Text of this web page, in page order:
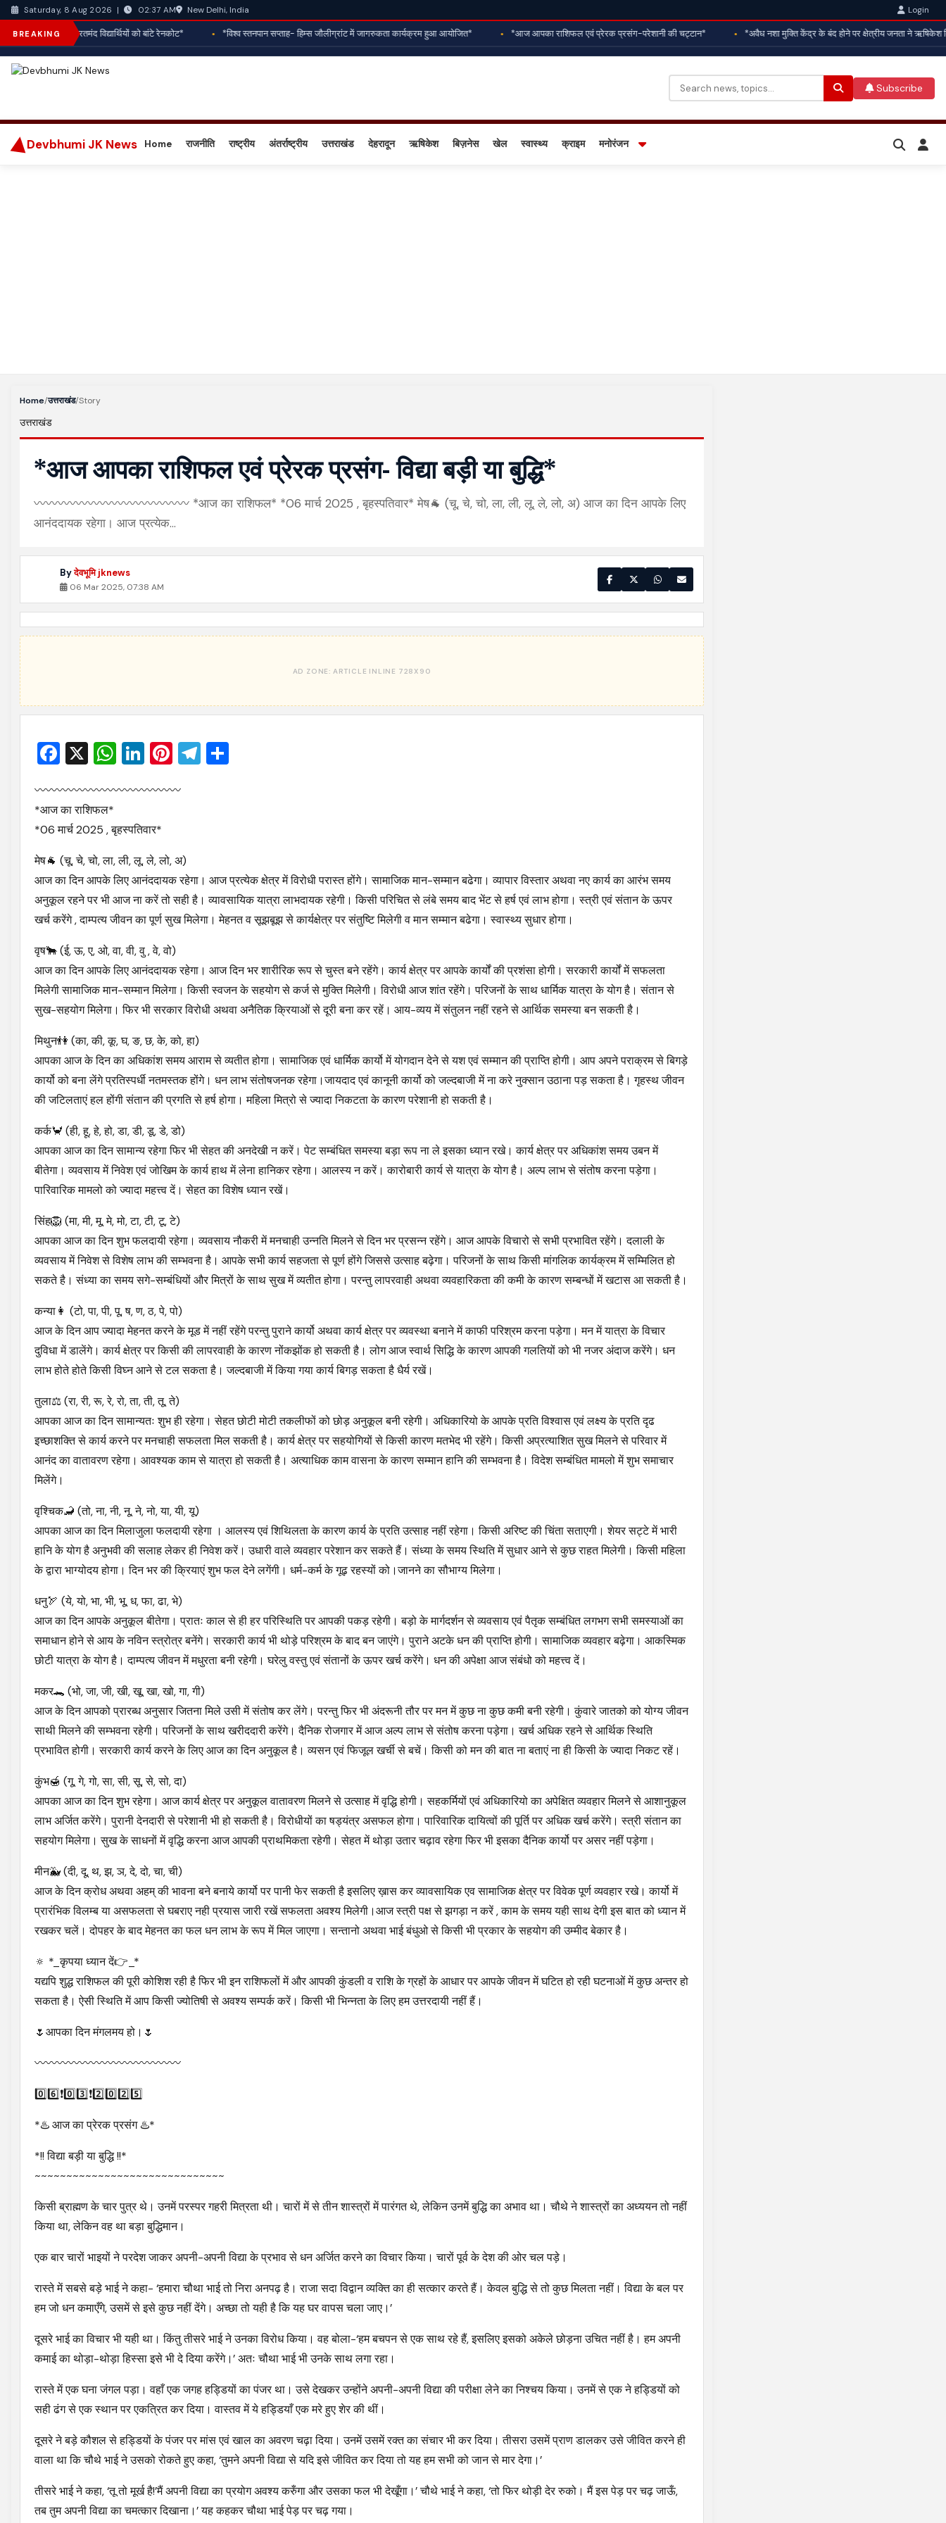
Saturday, 8 Aug 2026 | 02:37 AM New Delhi, India Login
BREAKING
क्लब ऋषिकेश ने जरूरतमंद विद्यार्थियों को बांटे रेनकोट* *विश्व स्तनपान सप्ताह- हिम्स जौलीग्रांट में जागरुकता कार्यक्रम हुआ आयोजित* *आज आपका राशिफल एवं प्रेरक प्रसंग-परेशानी की चट्टान* *अवैध नशा मुक्ति केंद्र के बंद होने पर क्षेत्रीय जनता ने ऋषिकेश
Search
Subscribe
Devbhumi JK News Home राजनीति राष्ट्रीय अंतर्राष्ट्रीय उत्तराखंड देहरादून ऋषिकेश बिज़नेस खेल स्वास्थ्य क्राइम मनोरंजन
Home/उत्तराखंड/Story
उत्तराखंड
*आज आपका राशिफल एवं प्रेरक प्रसंग- विद्या बड़ी या बुद्धि*
〰〰〰〰〰〰〰〰〰〰〰〰〰 *आज का राशिफल* *06 मार्च 2025 , बृहस्पतिवार* मेष🐐 (चू, चे, चो, ला, ली, लू, ले, लो, अ) आज का दिन आपके लिए
आनंददायक रहेगा। आज प्रत्येक…
Byदेवभूमि jknews
06 Mar 2025, 07:38 AM
Facebook
X WhatsApp
LinkedIn
Pinterest
Telegram
〰〰〰〰〰〰〰〰〰〰〰〰〰
*आज का राशिफल*
*06 मार्च 2025 , बृहस्पतिवार*
मेष🐐 (चू, चे, चो, ला, ली, लू, ले, लो, अ)
आज का दिन आपके लिए आनंददायक रहेगा। आज प्रत्येक क्षेत्र में विरोधी परास्त होंगे। सामाजिक मान-सम्मान बढेगा। व्यापार विस्तार अथवा नए कार्य का आरंभ समय
अनुकूल रहने पर भी आज ना करें तो सही है। व्यावसायिक यात्रा लाभदायक रहेगी। किसी परिचित से लंबे समय बाद भेंट से हर्ष एवं लाभ होगा। स्त्री एवं संतान के ऊपर
खर्च करेंगे , दाम्पत्य जीवन का पूर्ण सुख मिलेगा। मेहनत व सूझबूझ से कार्यक्षेत्र पर संतुष्टि मिलेगी व मान सम्मान बढेगा। स्वास्थ्य सुधार होगा।
वृष🐂 (ई, ऊ, ए, ओ, वा, वी, वु , वे, वो)
आज का दिन आपके लिए आनंददायक रहेगा। आज दिन भर शारीरिक रूप से चुस्त बने रहेंगे। कार्य क्षेत्र पर आपके कार्यों की प्रशंसा होगी। सरकारी कार्यों में सफलता
मिलेगी सामाजिक मान-सम्मान मिलेगा। किसी स्वजन के सहयोग से कर्ज से मुक्ति मिलेगी। विरोधी आज शांत रहेंगे। परिजनों के साथ धार्मिक यात्रा के योग है। संतान से
सुख-सहयोग मिलेगा। फिर भी सरकार विरोधी अथवा अनैतिक क्रियाओं से दूरी बना कर रहें। आय-व्यय में संतुलन नहीं रहने से आर्थिक समस्या बन सकती है।
मिथुन👫 (का, की, कू, घ, ङ, छ, के, को, हा)
आपका आज के दिन का अधिकांश समय आराम से व्यतीत होगा। सामाजिक एवं धार्मिक कार्यो में योगदान देने से यश एवं सम्मान की प्राप्ति होगी। आप अपने पराक्रम से बिगड़े
कार्यो को बना लेंगे प्रतिस्पर्धी नतमस्तक होंगे। धन लाभ संतोषजनक रहेगा।जायदाद एवं कानूनी कार्यो को जल्दबाजी में ना करे नुक्सान उठाना पड़ सकता है। गृहस्थ जीवन
की जटिलताएं हल होंगी संतान की प्रगति से हर्ष होगा। महिला मित्रो से ज्यादा निकटता के कारण परेशानी हो सकती है।
कर्क🦀 (ही, हू, हे, हो, डा, डी, डू, डे, डो)
आपका आज का दिन सामान्य रहेगा फिर भी सेहत की अनदेखी न करें। पेट सम्बंधित समस्या बड़ा रूप ना ले इसका ध्यान रखे। कार्य क्षेत्र पर अधिकांश समय उबन में
बीतेगा। व्यवसाय में निवेश एवं जोखिम के कार्य हाथ में लेना हानिकर रहेगा। आलस्य न करें। कारोबारी कार्य से यात्रा के योग है। अल्प लाभ से संतोष करना पड़ेगा।
पारिवारिक मामलो को ज्यादा महत्त्व दें। सेहत का विशेष ध्यान रखें।
सिंह🦁 (मा, मी, मू, मे, मो, टा, टी, टू, टे)
आपका आज का दिन शुभ फलदायी रहेगा। व्यवसाय नौकरी में मनचाही उन्नति मिलने से दिन भर प्रसन्न रहेंगे। आज आपके विचारो से सभी प्रभावित रहेंगे। दलाली के
व्यवसाय में निवेश से विशेष लाभ की सम्भवना है। आपके सभी कार्य सहजता से पूर्ण होंगे जिससे उत्साह बढ़ेगा। परिजनों के साथ किसी मांगलिक कार्यक्रम में सम्मिलित हो
सकते है। संध्या का समय सगे-सम्बंधियों और मित्रों के साथ सुख में व्यतीत होगा। परन्तु लापरवाही अथवा व्यवहारिकता की कमी के कारण सम्बन्धों में खटास आ सकती है।
कन्या👩 (टो, पा, पी, पू, ष, ण, ठ, पे, पो)
आज के दिन आप ज्यादा मेहनत करने के मूड में नहीं रहेंगे परन्तु पुराने कार्यो अथवा कार्य क्षेत्र पर व्यवस्था बनाने में काफी परिश्रम करना पड़ेगा। मन में यात्रा के विचार
दुविधा में डालेंगे। कार्य क्षेत्र पर किसी की लापरवाही के कारण नोंकझोंक हो सकती है। लोग आज स्वार्थ सिद्धि के कारण आपकी गलतियों को भी नजर अंदाज करेंगे। धन
लाभ होते होते किसी विघ्न आने से टल सकता है। जल्दबाजी में किया गया कार्य बिगड़ सकता है धैर्य रखें।
तुला⚖️ (रा, री, रू, रे, रो, ता, ती, तू, ते)
आपका आज का दिन सामान्यतः शुभ ही रहेगा। सेहत छोटी मोटी तकलीफों को छोड़ अनुकूल बनी रहेगी। अधिकारियो के आपके प्रति विश्वास एवं लक्ष्य के प्रति दृढ
इच्छाशक्ति से कार्य करने पर मनचाही सफलता मिल सकती है। कार्य क्षेत्र पर सहयोगियों से किसी कारण मतभेद भी रहेंगे। किसी अप्रत्याशित सुख मिलने से परिवार में
आनंद का वातावरण रहेगा। आवश्यक काम से यात्रा हो सकती है। अत्याधिक काम वासना के कारण सम्मान हानि की सम्भवना है। विदेश सम्बंधित मामलो में शुभ समाचार
मिलेंगे।
वृश्चिक🦂 (तो, ना, नी, नू, ने, नो, या, यी, यू)
आपका आज का दिन मिलाजुला फलदायी रहेगा । आलस्य एवं शिथिलता के कारण कार्य के प्रति उत्साह नहीं रहेगा। किसी अरिष्ट की चिंता सताएगी। शेयर सट्टे में भारी
हानि के योग है अनुभवी की सलाह लेकर ही निवेश करें। उधारी वाले व्यवहार परेशान कर सकते हैं। संध्या के समय स्थिति में सुधार आने से कुछ राहत मिलेगी। किसी महिला
के द्वारा भाग्योदय होगा। दिन भर की क्रियाएं शुभ फल देने लगेंगी। धर्म-कर्म के गूढ़ रहस्यों को।जानने का सौभाग्य मिलेगा।
धनु🏹 (ये, यो, भा, भी, भू, ध, फा, ढा, भे)
आज का दिन आपके अनुकूल बीतेगा। प्रातः काल से ही हर परिस्थिति पर आपकी पकड़ रहेगी। बड़ो के मार्गदर्शन से व्यवसाय एवं पैतृक सम्बंधित लगभग सभी समस्याओं का
समाधान होने से आय के नविन स्त्रोत्र बनेंगे। सरकारी कार्य भी थोड़े परिश्रम के बाद बन जाएंगे। पुराने अटके धन की प्राप्ति होगी। सामाजिक व्यवहार बढ़ेगा। आकस्मिक
छोटी यात्रा के योग है। दाम्पत्य जीवन में मधुरता बनी रहेगी। घरेलु वस्तु एवं संतानों के ऊपर खर्च करेंगे। धन की अपेक्षा आज संबंधो को महत्त्व दें।
मकर🐊 (भो, जा, जी, खी, खू, खा, खो, गा, गी)
आज के दिन आपको प्रारब्ध अनुसार जितना मिले उसी में संतोष कर लेंगे। परन्तु फिर भी अंदरूनी तौर पर मन में कुछ ना कुछ कमी बनी रहेगी। कुंवारे जातको को योग्य जीवन
साथी मिलने की सम्भवना रहेगी। परिजनों के साथ खरीददारी करेंगे। दैनिक रोजगार में आज अल्प लाभ से संतोष करना पड़ेगा। खर्च अधिक रहने से आर्थिक स्थिति
प्रभावित होगी। सरकारी कार्य करने के लिए आज का दिन अनुकूल है। व्यसन एवं फिजूल खर्ची से बचें। किसी को मन की बात ना बताएं ना ही किसी के ज्यादा निकट रहें।
कुंभ🍯 (गू, गे, गो, सा, सी, सू, से, सो, दा)
आपका आज का दिन शुभ रहेगा। आज कार्य क्षेत्र पर अनुकूल वातावरण मिलने से उत्साह में वृद्धि होगी। सहकर्मियों एवं अधिकारियो का अपेक्षित व्यवहार मिलने से आशानुकूल
लाभ अर्जित करेंगे। पुरानी देनदारी से परेशानी भी हो सकती है। विरोधीयों का षड्यंत्र असफल होगा। पारिवारिक दायित्वों की पूर्ति पर अधिक खर्च करेंगे। स्त्री संतान का
सहयोग मिलेगा। सुख के साधनों में वृद्धि करना आज आपकी प्राथमिकता रहेगी। सेहत में थोड़ा उतार चढ़ाव रहेगा फिर भी इसका दैनिक कार्यो पर असर नहीं पड़ेगा।
मीन🐳 (दी, दू, थ, झ, ञ, दे, दो, चा, ची)
आज के दिन क्रोध अथवा अहम् की भावना बने बनाये कार्यो पर पानी फेर सकती है इसलिए ख़ास कर व्यावसायिक एव सामाजिक क्षेत्र पर विवेक पूर्ण व्यवहार रखे। कार्यो में
प्रारंभिक विलम्ब या असफलता से घबराए नही प्रयास जारी रखें सफलता अवश्य मिलेगी।आज स्त्री पक्ष से झगड़ा न करें , काम के समय यही साथ देगी इस बात को ध्यान में
रखकर चलें। दोपहर के बाद मेहनत का फल धन लाभ के रूप में मिल जाएगा। सन्तानो अथवा भाई बंधुओ से किसी भी प्रकार के सहयोग की उम्मीद बेकार है।
🔅 *_कृपया ध्यान दें👉_*
यद्यपि शुद्ध राशिफल की पूरी कोशिश रही है फिर भी इन राशिफलों में और आपकी कुंडली व राशि के ग्रहों के आधार पर आपके जीवन में घटित हो रही घटनाओं में कुछ अन्तर हो
सकता है। ऐसी स्थिति में आप किसी ज्योतिषी से अवश्य सम्पर्क करें। किसी भी भिन्नता के लिए हम उत्तरदायी नहीं हैं।
🌷आपका दिन मंगलमय हो।🌷
〰〰〰〰〰〰〰〰〰〰〰〰〰
0️⃣6️⃣❗0️⃣3️⃣❗2️⃣0️⃣2️⃣5️⃣
*♨️ आज का प्रेरक प्रसंग ♨️*
*!! विद्या बड़ी या बुद्धि !!*
~~~~~~~~~~~~~~~~~~~~~~~~~~~~~~
किसी ब्राह्मण के चार पुत्र थे। उनमें परस्पर गहरी मित्रता थी। चारों में से तीन शास्त्रों में पारंगत थे, लेकिन उनमें बुद्धि का अभाव था। चौथे ने शास्त्रों का अध्ययन तो नहीं
किया था, लेकिन वह था बड़ा बुद्धिमान।
एक बार चारों भाइयों ने परदेश जाकर अपनी-अपनी विद्या के प्रभाव से धन अर्जित करने का विचार किया। चारों पूर्व के देश की ओर चल पड़े।
रास्ते में सबसे बड़े भाई ने कहा- ‘हमारा चौथा भाई तो निरा अनपढ़ है। राजा सदा विद्वान व्यक्ति का ही सत्कार करते हैं। केवल बुद्धि से तो कुछ मिलता नहीं। विद्या के बल पर
हम जो धन कमाएँगे, उसमें से इसे कुछ नहीं देंगे। अच्छा तो यही है कि यह घर वापस चला जाए।’
दूसरे भाई का विचार भी यही था। किंतु तीसरे भाई ने उनका विरोध किया। वह बोला-‘हम बचपन से एक साथ रहे हैं, इसलिए इसको अकेले छोड़ना उचित नहीं है। हम अपनी
कमाई का थोड़ा-थोड़ा हिस्सा इसे भी दे दिया करेंगे।’ अतः चौथा भाई भी उनके साथ लगा रहा।
रास्ते में एक घना जंगल पड़ा। वहाँ एक जगह हड्डियों का पंजर था। उसे देखकर उन्होंने अपनी-अपनी विद्या की परीक्षा लेने का निश्चय किया। उनमें से एक ने हड्डियों को
सही ढंग से एक स्थान पर एकत्रित कर दिया। वास्तव में ये हड्डियाँ एक मरे हुए शेर की थीं।
दूसरे ने बड़े कौशल से हड्डियों के पंजर पर मांस एवं खाल का अवरण चढ़ा दिया। उनमें उसमें रक्त का संचार भी कर दिया। तीसरा उसमें प्राण डालकर उसे जीवित करने ही
वाला था कि चौथे भाई ने उसको रोकते हुए कहा, ‘तुमने अपनी विद्या से यदि इसे जीवित कर दिया तो यह हम सभी को जान से मार देगा।’
तीसरे भाई ने कहा, ‘तू तो मूर्ख है!’मैं अपनी विद्या का प्रयोग अवश्य करुँगा और उसका फल भी देखूँगा।’ चौथे भाई ने कहा, ‘तो फिर थोड़ी देर रुको। मैं इस पेड़ पर चढ़ जाऊँ,
तब तुम अपनी विद्या का चमत्कार दिखाना।’ यह कहकर चौथा भाई पेड़ पर चढ़ गया।